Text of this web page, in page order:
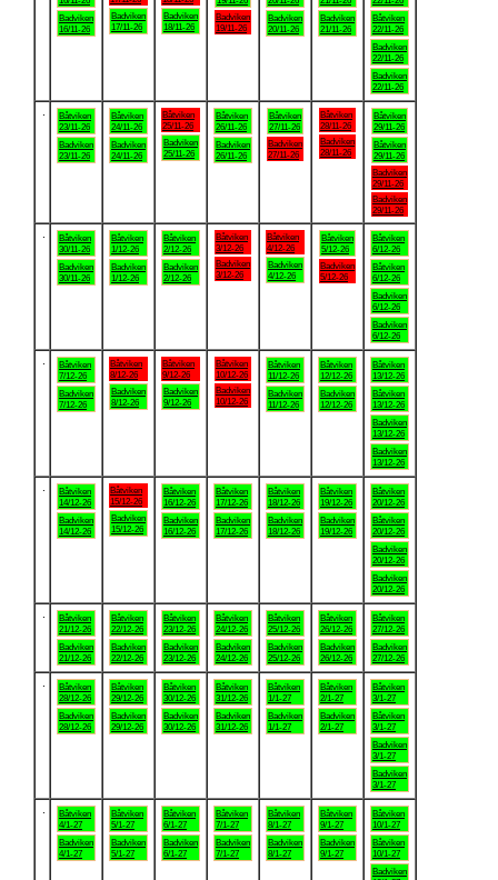
Badviken
16/11-26
Badviken
17/11-26
Badviken
18/11-26
Badviken
19/11-26
Badviken
20/11-26
Badviken
21/11-26
Båtviken
22/11-26
Badviken
22/11-26
Badviken
22/11-26
Båtviken
23/11-26
Badviken
23/11-26
Båtviken
24/11-26
Badviken
24/11-26
Båtviken
25/11-26
Badviken
25/11-26
Båtviken
26/11-26
Badviken
26/11-26
Båtviken
27/11-26
Badviken
27/11-26
Båtviken
28/11-26
Badviken
28/11-26
Båtviken
29/11-26
Båtviken
29/11-26
Badviken
29/11-26
Badviken
29/11-26
Båtviken
30/11-26
Badviken
30/11-26
Båtviken
1/12-26
Badviken
1/12-26
Båtviken
2/12-26
Badviken
2/12-26
Båtviken
3/12-26
Badviken
3/12-26
Båtviken
4/12-26
Badviken
4/12-26
Båtviken
5/12-26
Badviken
5/12-26
Båtviken
6/12-26
Båtviken
6/12-26
Badviken
6/12-26
Badviken
6/12-26
Båtviken
7/12-26
Badviken
7/12-26
Båtviken
8/12-26
Badviken
8/12-26
Båtviken
9/12-26
Badviken
9/12-26
Båtviken
10/12-26
Badviken
10/12-26
Båtviken
11/12-26
Badviken
11/12-26
Båtviken
12/12-26
Badviken
12/12-26
Båtviken
13/12-26
Båtviken
13/12-26
Badviken
13/12-26
Badviken
13/12-26
Båtviken
14/12-26
Badviken
14/12-26
Båtviken
15/12-26
Badviken
15/12-26
Båtviken
16/12-26
Badviken
16/12-26
Båtviken
17/12-26
Badviken
17/12-26
Båtviken
18/12-26
Badviken
18/12-26
Båtviken
19/12-26
Badviken
19/12-26
Båtviken
20/12-26
Båtviken
20/12-26
Badviken
20/12-26
Badviken
20/12-26
Båtviken
21/12-26
Badviken
21/12-26
Båtviken
22/12-26
Badviken
22/12-26
Båtviken
23/12-26
Badviken
23/12-26
Båtviken
24/12-26
Badviken
24/12-26
Båtviken
25/12-26
Badviken
25/12-26
Båtviken
26/12-26
Badviken
26/12-26
Båtviken
27/12-26
Badviken
27/12-26
Båtviken
28/12-26
Badviken
28/12-26
Båtviken
29/12-26
Badviken
29/12-26
Båtviken
30/12-26
Badviken
30/12-26
Båtviken
31/12-26
Badviken
31/12-26
Båtviken
1/1-27
Badviken
1/1-27
Båtviken
2/1-27
Badviken
2/1-27
Båtviken
3/1-27
Båtviken
3/1-27
Badviken
3/1-27
Badviken
3/1-27
Båtviken
4/1-27
Badviken
4/1-27
Båtviken
5/1-27
Badviken
5/1-27
Båtviken
6/1-27
Badviken
6/1-27
Båtviken
7/1-27
Badviken
7/1-27
Båtviken
8/1-27
Badviken
8/1-27
Båtviken
9/1-27
Badviken
9/1-27
Båtviken
10/1-27
Båtviken
10/1-27
Badviken